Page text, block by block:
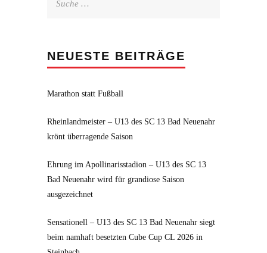
NEUESTE BEITRÄGE
Marathon statt Fußball
Rheinlandmeister – U13 des SC 13 Bad Neuenahr
krönt überragende Saison
Ehrung im Apollinarisstadion – U13 des SC 13
Bad Neuenahr wird für grandiose Saison
ausgezeichnet
Sensationell – U13 des SC 13 Bad Neuenahr siegt
beim namhaft besetzten Cube Cup CL 2026 in